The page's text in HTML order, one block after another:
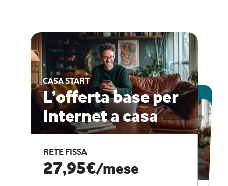
CASA START
L’offerta base per
Internet a casa
RETE FISSA
27,95€/mese
ESCLUSIVA ONLINE
CASA PRO
Internet veloce e
vantaggi speciali